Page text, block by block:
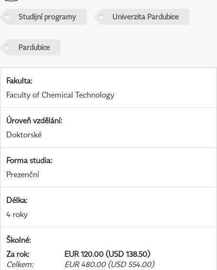
Studijní programy Univerzita Pardubice
Pardubice
Fakulta:
Faculty of Chemical Technology
Úroveň vzdělání:
Doktorské
Forma studia:
Prezenční
Délka:
4 roky
Školné:
Za rok:
EUR 120.00 (USD 138.50)
Celkem: EUR 480.00 (USD 554.00)